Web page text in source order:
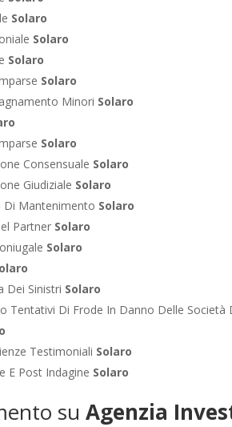
Solaro
Solaro
Solaro
Solaro
Minori Solaro
Solaro
Consensuale Solaro
Giudiziale Solaro
Di Mantenimento Solaro
Partner Solaro
Solaro
Dei Sinistri Solaro
Tentativi Di Frode In Danno Delle Società
Testimoniali Solaro
E Post Indagine Solaro
suAgenzia